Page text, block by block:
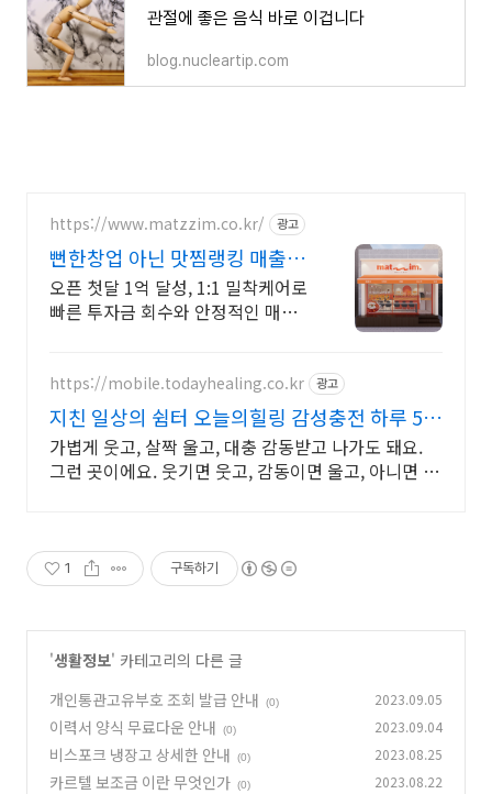
관절에 좋은 음식 바로 이겁니다
blog.nucleartip.com
https://www.matzzim.co.kr/ 광고
뻔한창업 아닌 맛찜랭킹 매출걱
정NO고수익 소자본창업
오픈 첫달 1억 달성, 1:1 밀착케어로
빠른 투자금 회수와 안정적인 매출
https://mobile.todayhealing.co.kr 광고
지친 일상의 쉼터 오늘의힐링 감성충전 하루 5분
힐링타임
가볍게 웃고, 살짝 울고, 대충 감동받고 나가도 돼요.
그런 곳이에요. 웃기면 웃고, 감동이면 울고, 아니면 그
1 구독하기
'생활정보' 카테고리의 다른 글
개인통관고유부호 조회 발급 안내
(0) 2023.09.05
이력서 양식 무료다운 안내 (0) 2023.09.04
비스포크 냉장고 상세한 안내 (0) 2023.08.25
카르텔 보조금 이란 무엇인가 (0) 2023.08.22